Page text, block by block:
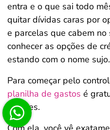
entra e o que sai todo
quitar dívidas caras por
e parcelas que cabem no
conhecer as opções de
estando com o nome sujo.
Para começar pelo
planilha de gastos é
simples.